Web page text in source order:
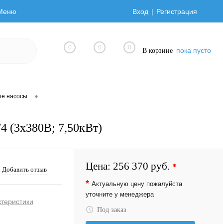
Вход Регистрация
0 0 0 В корзине пока пусто
насосы •
(3х380В; 7,50кВт)
Добавить отзыв Цена: 256 370 руб. *
* Актуальную цену пожалуйста
уточните у менеджера
Под заказ